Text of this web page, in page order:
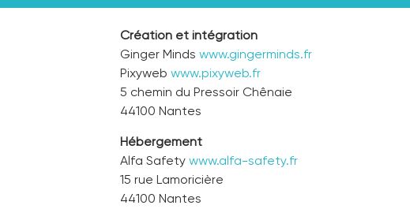
Création et intégration
Ginger Minds www.gingerminds.fr
Pixyweb www.pixyweb.fr
5 chemin du Pressoir Chênaie
44100 Nantes
Hébergement
Alfa Safety www.alfa-safety.fr
15 rue Lamoricière
44100 Nantes